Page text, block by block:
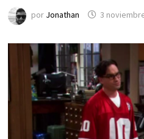
por Jonathan 3